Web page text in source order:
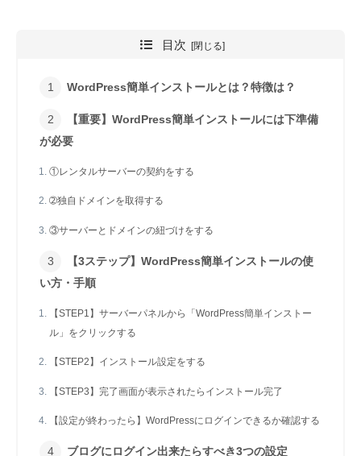
目次
WordPress簡単インストールとは？特徴は？
【重要】WordPress簡単インストールには下準備
が必要
①レンタルサーバーの契約をする
➁独自ドメインを取得する
③サーバーとドメインの紐づけをする
【3ステップ】WordPress簡単インストールの使
い方・手順
【STEP1】サーバーパネルから「WordPress簡単インストー
ル」をクリックする
【STEP2】インストール設定をする
【STEP3】完了画面が表示されたらインストール完了
【設定が終わったら】WordPressにログインできるか確認する
ブログにログイン出来たらすべき3つの設定